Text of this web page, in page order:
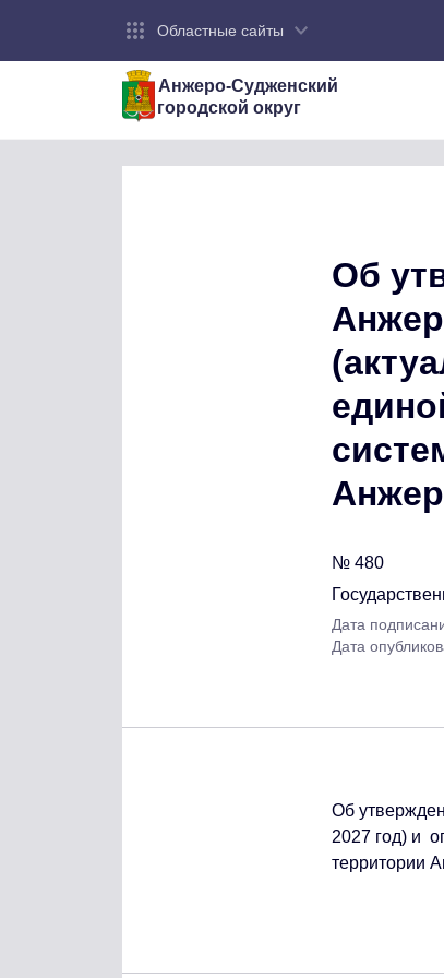
Областные сайты
Анжеро-Судженский
городской округ
Об
№ 480
Дата
Дата
Об
2027 год) и
территории